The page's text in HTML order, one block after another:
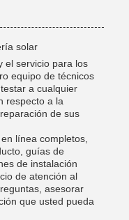
solar
el servicio para los
equipo de técnicos
a cualquier
respecto a la
de sus
línea completos,
guías de
de instalación
de atención al
asesorar
que usted pueda